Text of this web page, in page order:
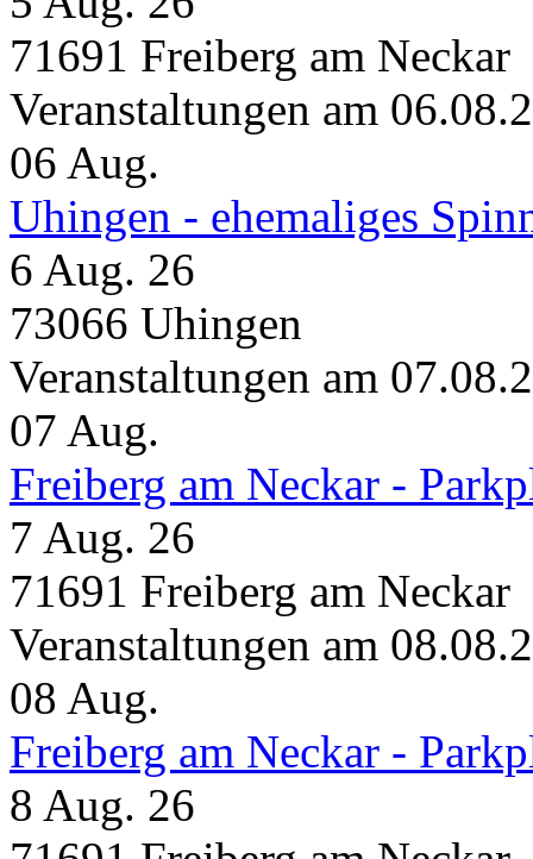
71691 Freiberg am Neckar
Veranstaltungen am
06 Aug.
Uhingen - ehemaliges
6 Aug. 26
73066 Uhingen
Veranstaltungen am
07 Aug.
Freiberg am Neckar -
7 Aug. 26
71691 Freiberg am Neckar
Veranstaltungen am
08 Aug.
Freiberg am Neckar -
8 Aug. 26